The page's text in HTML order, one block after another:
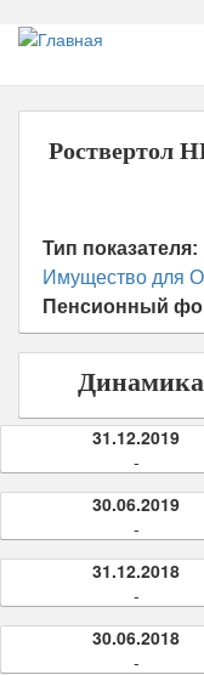
Перейти
основному
содержанию
Роствертол
Тип показателя:
Имущество для
Пенсионный
Динамика
31.12.2019
-
30.06.2019
-
31.12.2018
-
30.06.2018
-